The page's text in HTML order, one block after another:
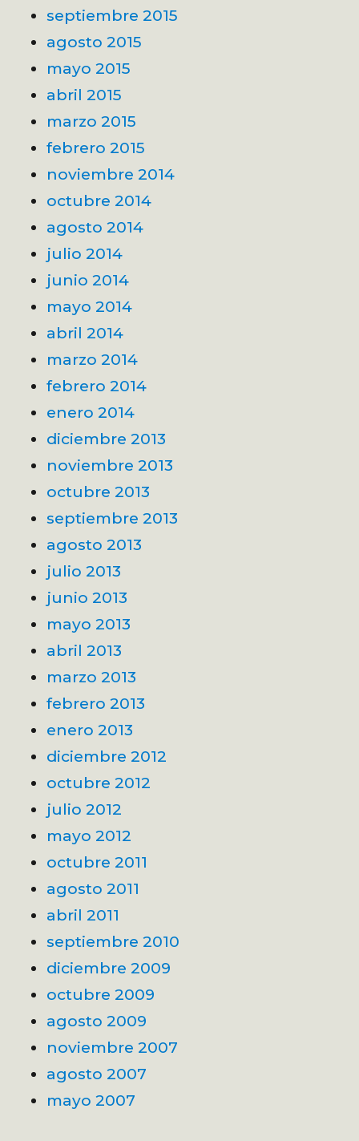
septiembre 2015
agosto 2015
mayo 2015
abril 2015
marzo 2015
febrero 2015
noviembre 2014
octubre 2014
agosto 2014
julio 2014
junio 2014
mayo 2014
abril 2014
marzo 2014
febrero 2014
enero 2014
diciembre 2013
noviembre 2013
octubre 2013
septiembre 2013
agosto 2013
julio 2013
junio 2013
mayo 2013
abril 2013
marzo 2013
febrero 2013
enero 2013
diciembre 2012
octubre 2012
julio 2012
mayo 2012
octubre 2011
agosto 2011
abril 2011
septiembre 2010
diciembre 2009
octubre 2009
agosto 2009
noviembre 2007
agosto 2007
mayo 2007